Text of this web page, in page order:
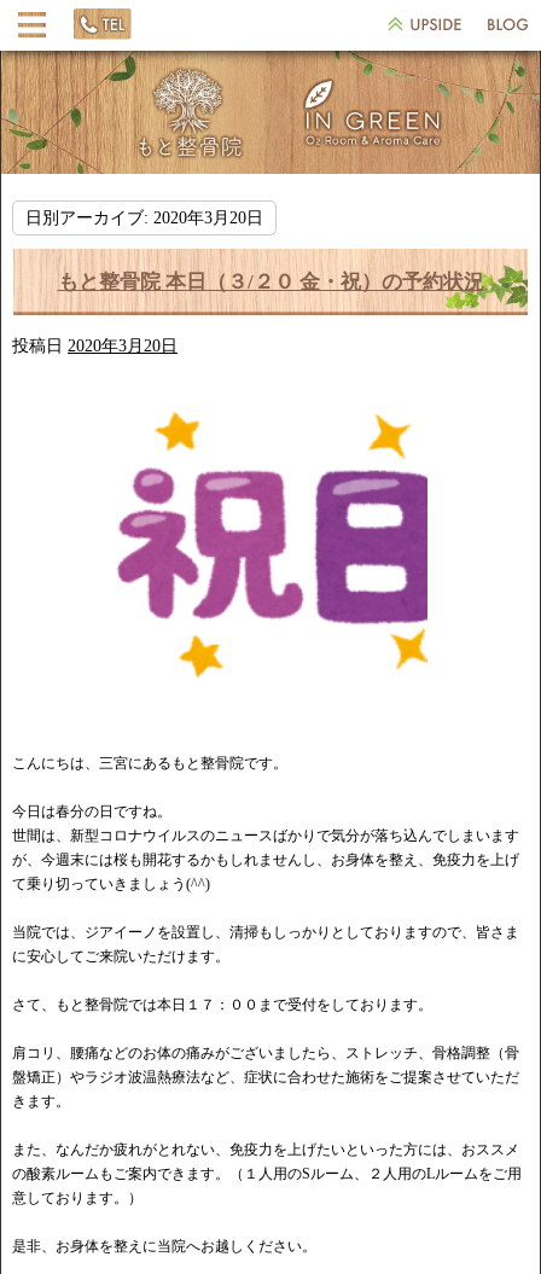
日別アーカイブ: 2020年3月20日
もと整骨院 本日（３/２０ 金・祝）の予約状況
投稿日 2020年3月20日
こんにちは、三宮にあるもと整骨院です。
今日は春分の日ですね。
世間は、新型コロナウイルスのニュースばかりで気分が落ち込んでしまいます
が、今週末には桜も開花するかもしれませんし、お身体を整え、免疫力を上げ
て乗り切っていきましょう(^^)
当院では、ジアイーノを設置し、清掃もしっかりとしておりますので、皆さま
に安心してご来院いただけます。
さて、もと整骨院では本日１７：００まで受付をしております。
肩コリ、腰痛などのお体の痛みがございましたら、ストレッチ、骨格調整（骨
盤矯正）やラジオ波温熱療法など、症状に合わせた施術をご提案させていただ
きます。
また、なんだか疲れがとれない、免疫力を上げたいといった方には、おススメ
の酸素ルームもご案内できます。（１人用のSルーム、２人用のLルームをご用
意しております。）
是非、お身体を整えに当院へお越しください。